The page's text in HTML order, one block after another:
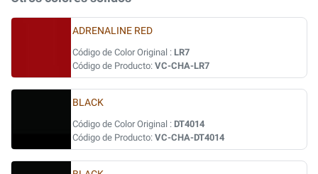
ADRENALINE RED
Código de Color Original : LR7
Código de Producto: VC-CHA-LR7
BLACK
Código de Color Original : DT4014
Código de Producto: VC-CHA-DT4014